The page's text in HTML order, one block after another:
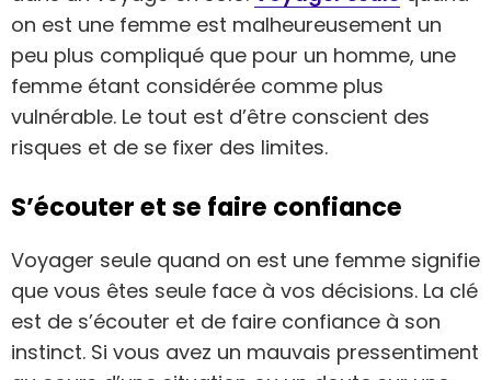
on est une femme est malheureusement un
peu plus compliqué que pour un homme, une
femme étant considérée comme plus
vulnérable. Le tout est d’être conscient des
risques et de se fixer des limites.
S’écouter et se faire confiance
Voyager seule quand on est une femme signifie
que vous êtes seule face à vos décisions. La clé
est de s’écouter et de faire confiance à son
instinct. Si vous avez un mauvais pressentiment